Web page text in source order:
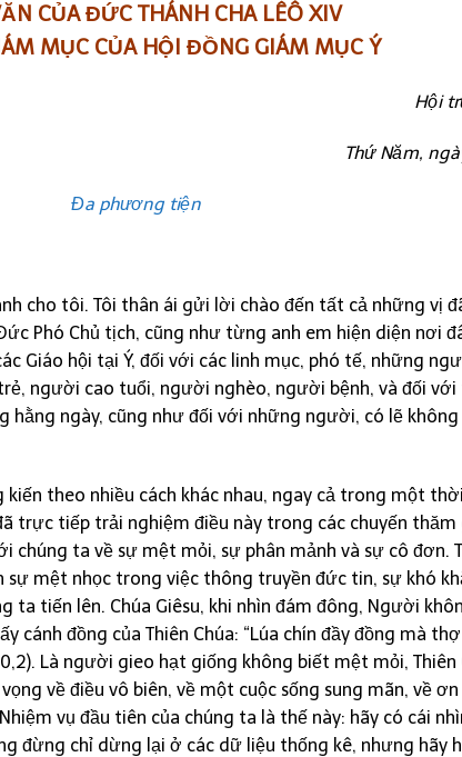
CỦA ĐỨC THÁNH CHA LÊÔ XIV
MỤC CỦA HỘI ĐỒNG GIÁM MỤC Ý
Hội
Thứ Năm,
Đa phương tiện
cho tôi. Tôi thân ái gửi lời chào đến tất cả những vị
Phó Chủ tịch, cũng như từng anh em hiện diện nơi
Giáo hội tại Ý, đối với các linh mục, phó tế, những
người cao tuổi, người nghèo, người bệnh, và đối
hằng ngày, cũng như đối với những người, có lẽ
theo nhiều cách khác nhau, ngay cả trong một
trực tiếp trải nghiệm điều này trong các chuyến thăm
chúng ta về sự mệt mỏi, sự phân mảnh và sự cô đơn.
sự mệt nhọc trong việc thông truyền đức tin, sự khó
ta tiến lên. Chúa Giêsu, khi nhìn đám đông, Người
đồng của Thiên Chúa: “Lúa chín đầy đồng mà
Là người gieo hạt giống không biết mệt mỏi, Thiên
về điều vô biên, về một cuộc sống sung mãn, về
vụ đầu tiên của chúng ta là thế này: hãy có cái
đừng chỉ dừng lại ở các dữ liệu thống kê, nhưng hãy